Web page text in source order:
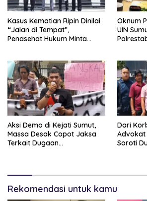
Kasus Kematian Ripin Dinilai
“Jalan di Tempat”,
Penasehat Hukum Minta
Oknum
UIN
Aksi Demo di Kejati Sumut,
Massa Desak Copot Jaksa
Terkait Dugaan
Dari
Advokat
Soroti
Rekomendasi untuk kamu